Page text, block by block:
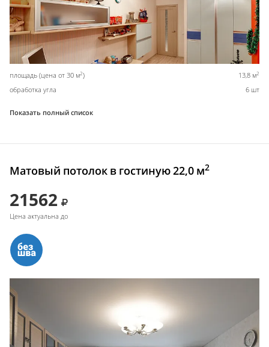
площадь (цена от 30 м2) 13,8 м2
обработка угла 6 шт
Показать полный список
Матовый потолок в гостиную 22,0 м2
21562
Цена актуальна до